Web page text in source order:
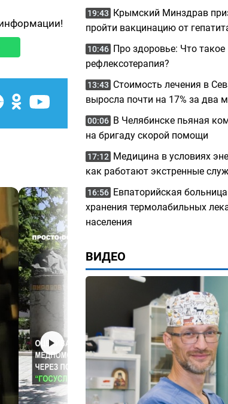
19:43
Крымский Минздрав
пройти вакцинацию от
10:46 Про здоровье: Что такое
рефлексотерапия?
13:43 Стоимость лечения в
выросла почти на 17% за два
00:06 В Челябинске пьяная
на бригаду скорой помощи
17:12 Медицина в условиях
как работают экстренные
16:56 Евпаторийская
хранения термолабильных
населения
ВИДЕО